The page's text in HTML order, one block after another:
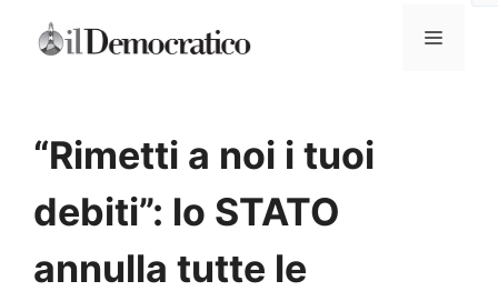
Menu
“Rimetti a noi i tuoi
debiti”: lo STATO
annulla tutte le